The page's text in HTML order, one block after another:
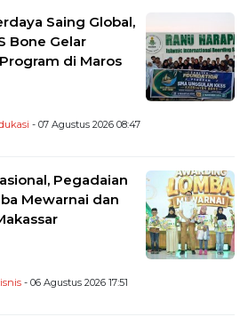
Saing Global,
Bone Gelar
di Maros
- 07 Agustus 2026 08:47
Pegadaian
Mewarnai dan
- 06 Agustus 2026 17:51